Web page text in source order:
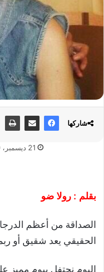
21 ديسمبر، 2020
بقلم : رولا ضو
الصداقة من أعظم
الحقيقي يعد شقيق أو
اليوم نحتفل بيوم مميز
شاركها